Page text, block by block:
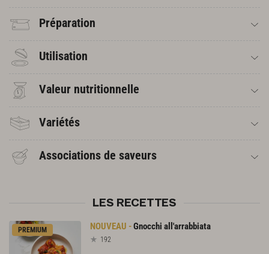
Préparation
Utilisation
Valeur nutritionnelle
Variétés
Associations de saveurs
LES RECETTES
PREMIUM Gnocchi all'arrabbiata
192